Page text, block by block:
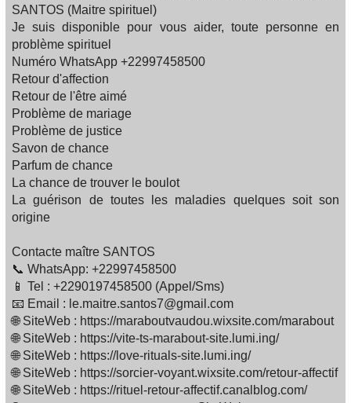
SANTOS (Maitre spirituel)
Je suis disponible pour vous aider, toute personne en
problème spirituel
Numéro WhatsApp +22997458500
Retour d'affection
Retour de l'être aimé
Problème de mariage
Problème de justice
Savon de chance
Parfum de chance
La chance de trouver le boulot
La guérison de toutes les maladies quelques soit son
origine
Contacte maître SANTOS
📞 WhatsApp: +22997458500
📱 Tel : +2290197458500 (Appel/Sms)
📧 Email : le.maitre.santos7@gmail.com
🌐 SiteWeb : https://maraboutvaudou.wixsite.com/marabout
🌐 SiteWeb : https://vite-ts-marabout-site.lumi.ing/
🌐 SiteWeb : https://love-rituals-site.lumi.ing/
🌐 SiteWeb : https://sorcier-voyant.wixsite.com/retour-affectif
🌐 SiteWeb : https://rituel-retour-affectif.canalblog.com/